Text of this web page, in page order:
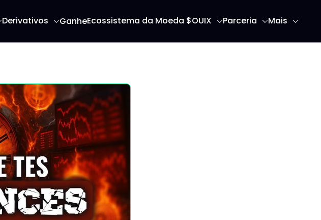
Derivativos GanheEcossistema da Moeda $OUIX Parceria Mais